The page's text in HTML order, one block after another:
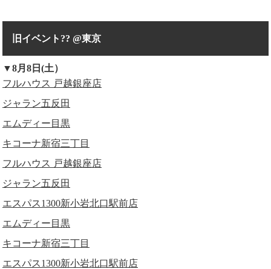
旧イベント?? @東京
▼8月8日(土）
フルハウス 戸越銀座店
ジャラン五反田
エムディー目黒
キコーナ新宿三丁目
フルハウス 戸越銀座店
ジャラン五反田
エスパス1300新小岩北口駅前店
エムディー目黒
キコーナ新宿三丁目
エスパス1300新小岩北口駅前店